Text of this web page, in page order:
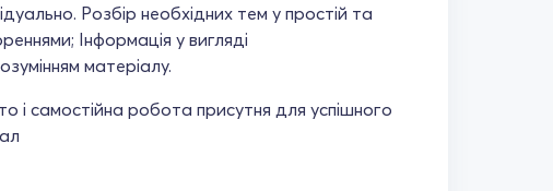
Розбір необхідних тем у простій та
Інформація у вигляді
матеріалу.
і самостійна робота присутня для успішного